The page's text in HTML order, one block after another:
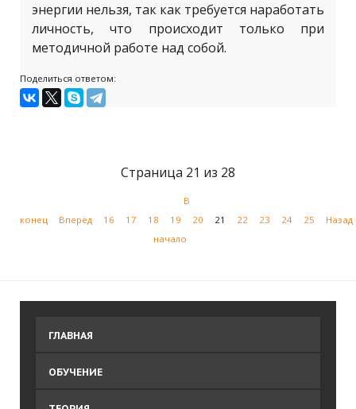
энергии нельзя, так как требуется наработать
личность, что происходит только при
методичной работе над собой.
Поделиться ответом:
Страница 21 из 28
В
конец
Вперёд 16 17 18 19 20 21 22 23 24 25
Назад
начало
ГЛАВНАЯ
ОБУЧЕНИЕ